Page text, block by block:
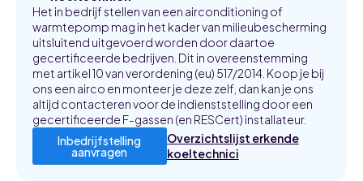
Het in bedrijf stellen van een airconditioning of
warmtepomp mag in het kader van milieubescherming
uitsluitend uitgevoerd worden door daartoe
gecertificeerde bedrijven. Dit in overeenstemming
met artikel 10 van verordening (eu) 517/2014. Koop je bij
ons een airco en monteer je deze zelf, dan kan je ons
altijd contacteren voor de indienststelling door een
gecertificeerde F-gassen (en RESCert) installateur.
Inbedrijfstelling
aanvragen
Overzichtslijst erkende
koeltechnici